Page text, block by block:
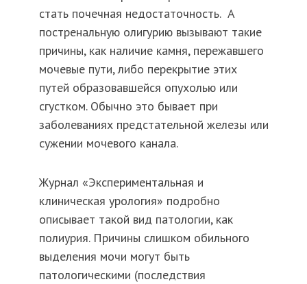
стать почечная недостаточность. А
постренальную олигурию вызывают такие
причины, как наличие камня, пережавшего
мочевые пути, либо перекрытие этих
путей образовавшейся опухолью или
сгустком. Обычно это бывает при
заболеваниях предстательной железы или
сужении мочевого канала.
Журнал «Экспериментальная и
клиническая урология» подробно
описывает такой вид патологии, как
полиурия. Причины слишком обильного
выделения мочи могут быть
патологическими (последствия